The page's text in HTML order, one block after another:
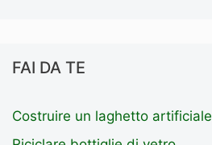
FAI DA TE
Costruire un laghetto artificiale